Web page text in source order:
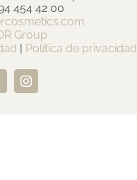
454 42 00
Group
| Política de privacidad
Instagram